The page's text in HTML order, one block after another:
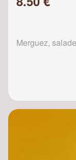
Merguez,